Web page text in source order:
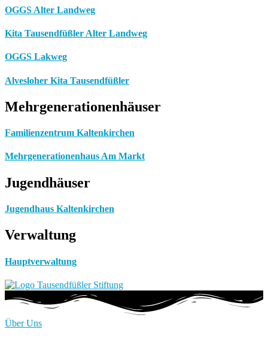
OGGS Alter Landweg
Kita Tausendfüßler Alter Landweg
OGGS Lakweg
Alvesloher Kita Tausendfüßler
Mehrgenerationenhäuser
Familienzentrum Kaltenkirchen
Mehrgenerationenhaus Am Markt
Jugendhäuser
Jugendhaus Kaltenkirchen
Verwaltung
Hauptverwaltung
Über Uns